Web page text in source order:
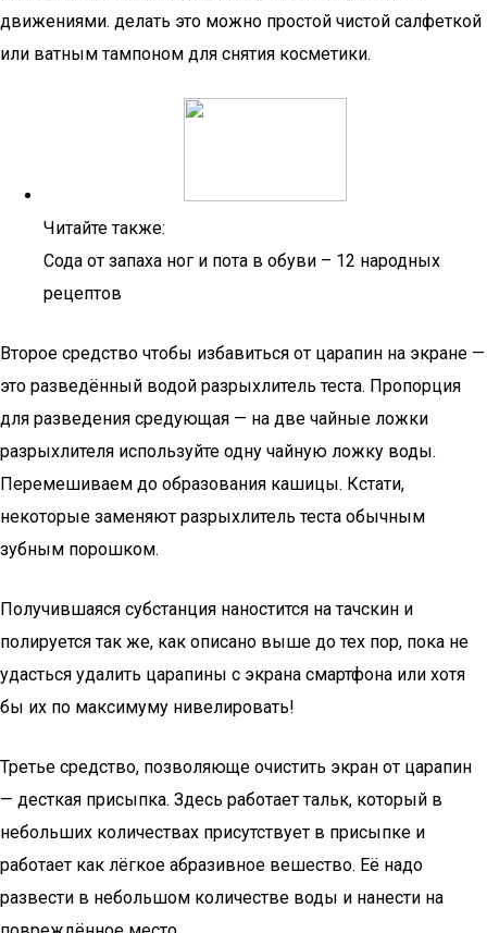
движениями. делать это можно простой чистой салфеткой
или ватным тампоном для снятия косметики.
Читайте также:
Сода от запаха ног и пота в обуви – 12 народных
рецептов
Второе средство чтобы избавиться от царапин на экране —
это разведённый водой разрыхлитель теста. Пропорция
для разведения средующая — на две чайные ложки
разрыхлителя используйте одну чайную ложку воды.
Перемешиваем до образования кашицы. Кстати,
некоторые заменяют разрыхлитель теста обычным
зубным порошком.
Получившаяся субстанция наностится на тачскин и
полируется так же, как описано выше до тех пор, пока не
удасться удалить царапины с экрана смартфона или хотя
бы их по максимуму нивелировать!
Третье средство, позволяюще очистить экран от царапин
— десткая присыпка. Здесь работает тальк, который в
небольших количествах присутствует в присыпке и
работает как лёгкое абразивное вешество. Её надо
развести в небольшом количестве воды и нанести на